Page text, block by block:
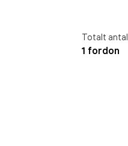
Totalt antal
1 fordon